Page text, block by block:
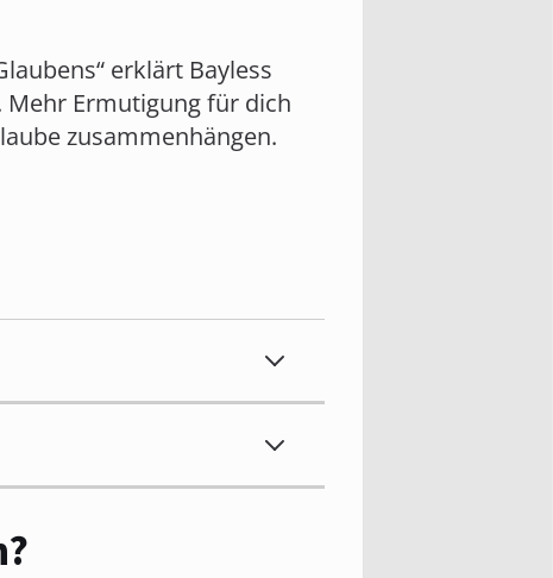
erklärt Bayless
Mehr Ermutigung für dich
zusammenhängen.